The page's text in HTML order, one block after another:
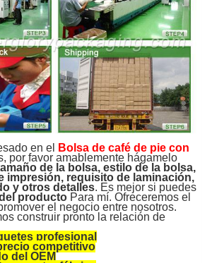
en el
Bolsa de café de pie con
por favor amablemente hágamelo
de la bolsa, estilo de la bolsa,
impresión, requisito de laminación,
y otros detalles. Es mejor si puedes
producto Para mí. Ofreceremos el
el negocio entre nosotros.
construir pronto la relación de
profesional
competitivo
del OEM